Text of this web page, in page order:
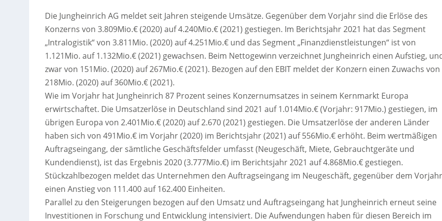
Die Jungheinrich AG meldet seit Jahren steigende Umsätze. Gegenüber dem Vorjahr sind die Erlöse des
Konzerns von 3.809Mio.€ (2020) auf 4.240Mio.€ (2021) gestiegen. Im Berichtsjahr 2021 hat das Segment
„Intralogistik“ von 3.811Mio. (2020) auf 4.251Mio.€ und das Segment „Finanzdienstleistungen“ ist von
1.121Mio. auf 1.132Mio.€ (2021) gewachsen. Beim Nettogewinn verzeichnet Jungheinrich einen Aufstieg,
zwar von 151Mio. (2020) auf 267Mio.€ (2021). Bezogen auf den EBIT meldet der Konzern einen Zuwachs von
218Mio. (2020) auf 360Mio.€ (2021).
Wie im Vorjahr hat Jungheinrich 87 Prozent seines Konzernumsatzes in seinem Kernmarkt Europa
erwirtschaftet. Die Umsatzerlöse in Deutschland sind 2021 auf 1.014Mio.€ (Vorjahr: 917Mio.) gestiegen, im
übrigen Europa von 2.401Mio.€ (2020) auf 2.670 (2021) gestiegen. Die Umsatzerlöse der anderen Länder
haben sich von 491Mio.€ im Vorjahr (2020) im Berichtsjahr (2021) auf 556Mio.€ erhöht. Beim wertmäßigen
Auftragseingang, der sämtliche Geschäftsfelder umfasst (Neugeschäft, Miete, Gebrauchtgeräte und
Kundendienst), ist das Ergebnis 2020 (3.777Mio.€) im Berichtsjahr 2021 auf 4.868Mio.€ gestiegen.
Stückzahlbezogen meldet das Unternehmen den Auftragseingang im Neugeschäft, gegenüber dem
einen Anstieg von 111.400 auf 162.400 Einheiten.
Parallel zu den Steigerungen bezogen auf den Umsatz und Auftragseingang hat Jungheinrich erneut seine
Investitionen in Forschung und Entwicklung intensiviert. Die Aufwendungen haben für diesen Bereich im